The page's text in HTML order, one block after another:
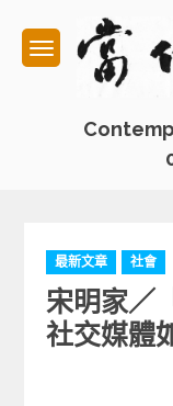
content
C
a
t
e
g
最新文章 社會
宋明家／
社交媒體